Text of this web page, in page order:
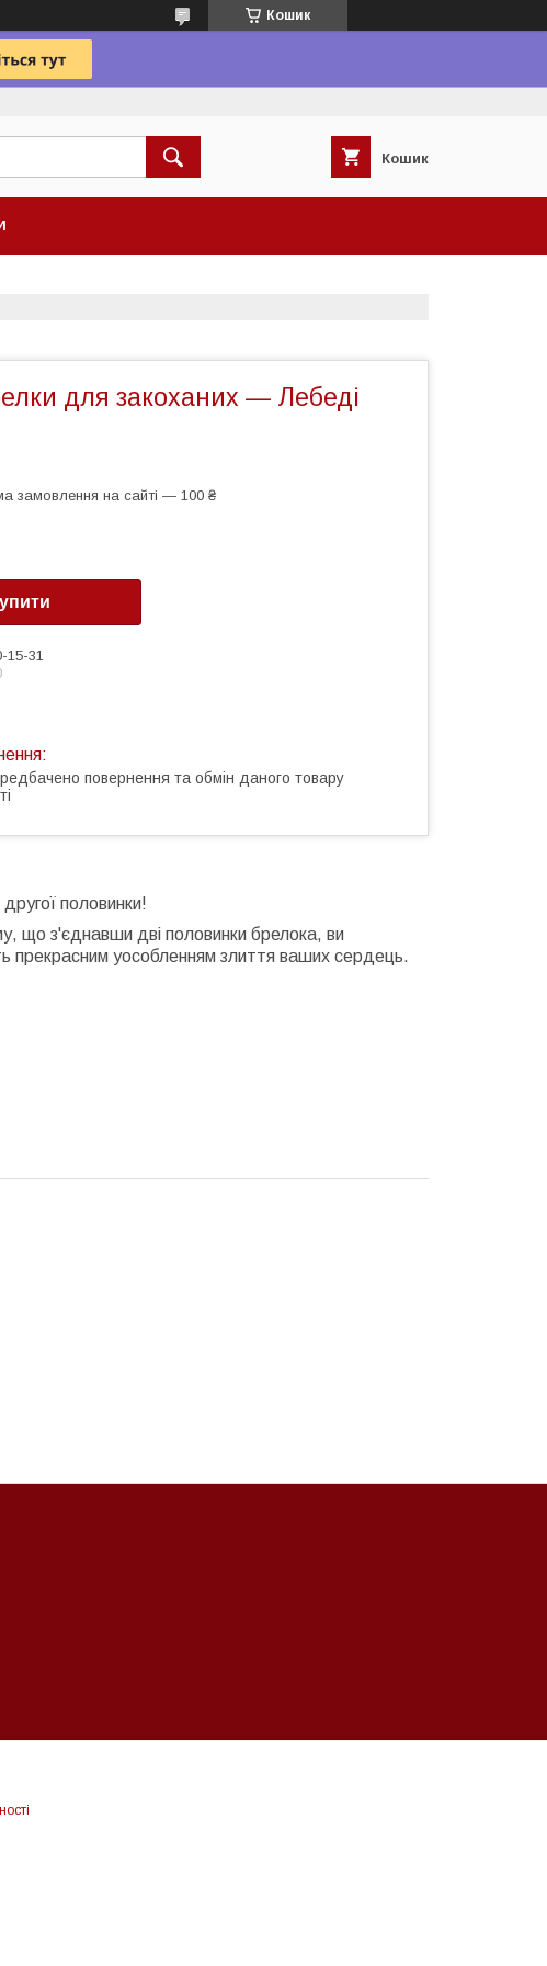
Кошик
Кошик
для закоханих — Лебеді
замовлення на сайті — 100 ₴
15-31
повернення та обмін даного товару
половинки!
що з'єднавши дві половинки брелока, ви
прекрасним уособленням злиття ваших сердець.